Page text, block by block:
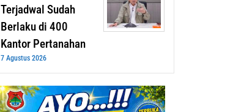
Terjadwal Sudah
Berlaku di 400
Kantor Pertanahan
7 Agustus 2026